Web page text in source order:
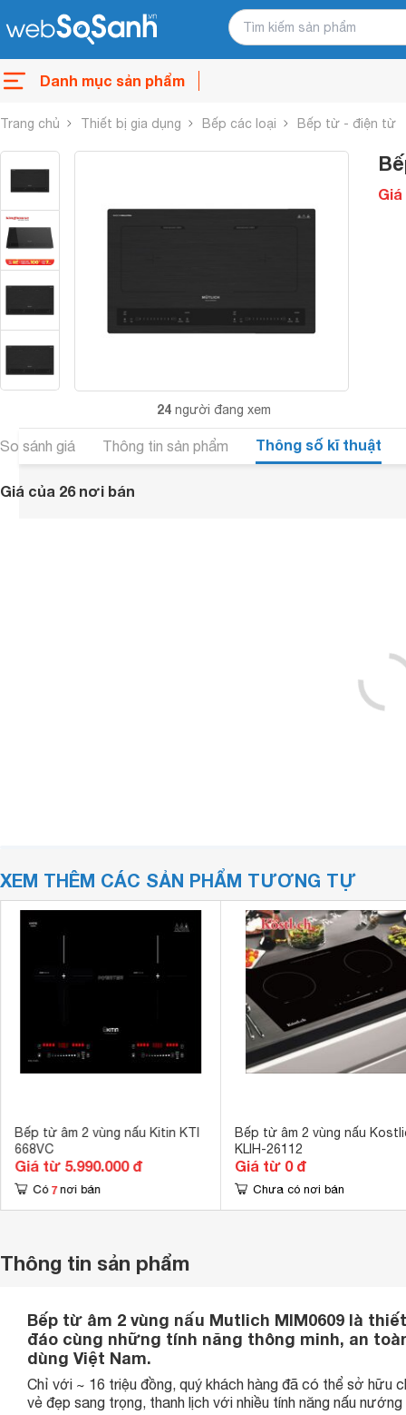
Danh mục sản phẩm
Trang chủ Thiết bị gia dụng Bếp các loại Bếp từ - điện từ
24 người đang xem
Giá
So sánh giá Thông tin sản phẩm Thông số kĩ thuật
Giá của 26 nơi bán
XEM THÊM CÁC SẢN PHẨM TƯƠNG TỰ
Bếp từ âm 2 vùng nấu Kitin KTI
668VC
Giá từ 5.990.000 đ
Có 7 nơi bán
Bếp từ âm 2 vùng nấu
KLIH-26112
Giá từ 0 đ
Chưa có nơi bán
Thông tin sản phẩm
Bếp từ âm 2 vùng nấu Mutlich MIM0609 là
đáo cùng những tính năng thông minh, an
dùng Việt Nam.
Chỉ với ~ 16 triệu đồng, quý khách hàng đã có thể sở hữu
vẻ đẹp sang trọng, thanh lịch với nhiều tính năng nấu